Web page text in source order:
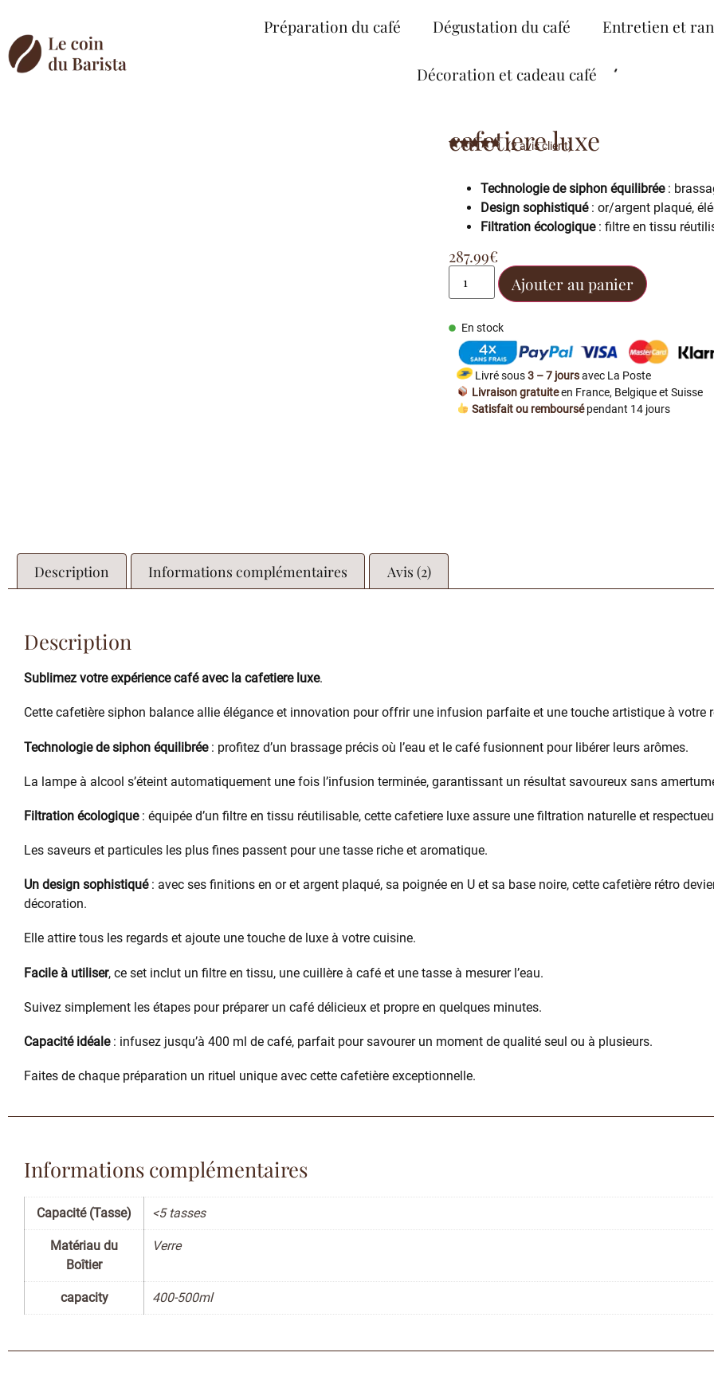
Préparation du café Dégustation du café Entretien et
Décoration et cadeau café
cafetiere luxe
notations
(2avis client)
Technologie de siphon équilibrée:
Design sophistiqué: or/argent plaqué,
Filtration écologique: filtre en tissu
287.99€
Ajouter au panier
En stock
Livré sous3 – 7 joursavec La Poste
Livraison gratuiteen France, Belgique et Suisse
Satisfait ou remboursépendant 14 jours
Description Informations complémentaires Avis (2)
Description
Sublimez votre expérience café avec la cafetiere luxe.
Cette cafetière siphon balance allie élégance et innovation pour offrir une infusion parfaite et une touche artistique à votre
Technologie de siphon équilibrée: profitez d’un brassage précis où l’eau et le café fusionnent pour libérer leurs arômes.
La lampe à alcool s’éteint automatiquement une fois l’infusion terminée, garantissant un résultat savoureux sans
Filtration écologique: équipée d’un filtre en tissu réutilisable, cette cafetiere luxe assure une filtration naturelle et
Les saveurs et particules les plus fines passent pour une tasse riche et aromatique.
Un design sophistiqué: avec ses finitions en or et argent plaqué, sa poignée en U et sa base noire, cette cafetière rétro
décoration.
Elle attire tous les regards et ajoute une touche de luxe à votre cuisine.
Facile à utiliser, ce set inclut un filtre en tissu, une cuillère à café et une tasse à mesurer l’eau.
Suivez simplement les étapes pour préparer un café délicieux et propre en quelques minutes.
Capacité idéale: infusez jusqu’à 400 ml de café, parfait pour savourer un moment de qualité seul ou à plusieurs.
Faites de chaque préparation un rituel unique avec cette cafetière exceptionnelle.
Informations complémentaires
Capacité (Tasse) <5 tasses
Matériau du
Boîtier
Verre
capacity 400-500ml